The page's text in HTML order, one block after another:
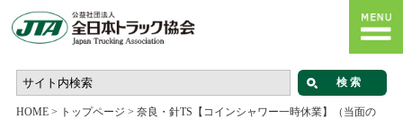
HOME> トップページ > 奈良・針TS【コインシャワー一時休業】（当面の